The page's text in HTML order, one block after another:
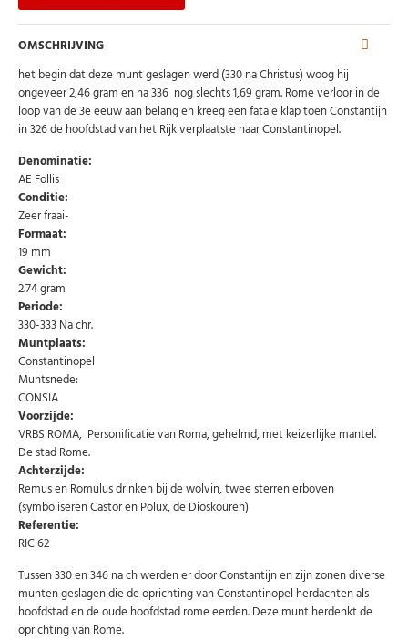
Niet meer opnieuw tonen.
OMSCHRIJVING
het begin dat deze munt geslagen werd (330 na Christus) woog hij
ongeveer 2,46 gram en na 336 nog slechts 1,69 gram. Rome verloor in de
loop van de 3e eeuw aan belang en kreeg een fatale klap toen Constantijn
in 326 de hoofdstad van het Rijk verplaatste naar Constantinopel.
Denominatie:
AE Follis
Conditie:
Zeer fraai-
Formaat:
19 mm
Gewicht:
2.74 gram
Periode:
330-333 Na chr.
Muntplaats:
Constantinopel
Muntsnede:
CONSIA
Voorzijde:
VRBS ROMA, Personificatie van Roma, gehelmd, met keizerlijke mantel.
De stad Rome.
Achterzijde:
Remus en Romulus drinken bij de wolvin, twee sterren erboven
(symboliseren Castor en Polux, de Dioskouren)
Referentie:
RIC 62
Tussen 330 en 346 na ch werden er door Constantijn en zijn zonen diverse
munten geslagen die de oprichting van Constantinopel herdachten als
hoofdstad en de oude hoofdstad rome eerden. Deze munt herdenkt de
oprichting van Rome.